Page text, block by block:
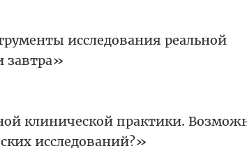
исследования реальной
завтра»
клинической практики.
исследований?»